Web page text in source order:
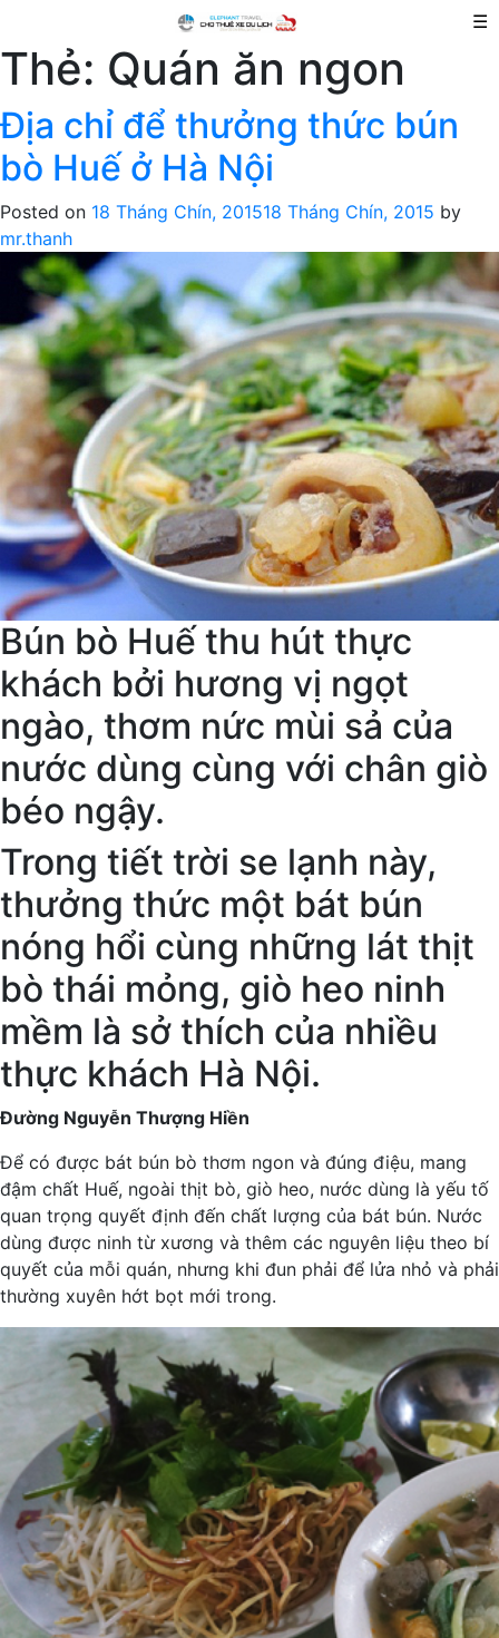
☰
Thẻ: Quán ăn ngon
Địa chỉ để thưởng thức bún
bò Huế ở Hà Nội
Posted on 18 Tháng Chín, 201518 Tháng Chín, 2015 by
mr.thanh
Bún bò Huế thu hút thực
khách bởi hương vị ngọt
ngào, thơm nức mùi sả của
nước dùng cùng với chân giò
béo ngậy.
Trong tiết trời se lạnh này,
thưởng thức một bát bún
nóng hổi cùng những lát thịt
bò thái mỏng, giò heo ninh
mềm là sở thích của nhiều
thực khách Hà Nội.
Đường Nguyễn Thượng Hiền
Để có được bát bún bò thơm ngon và đúng điệu, mang
đậm chất Huế, ngoài thịt bò, giò heo, nước dùng là yếu tố
quan trọng quyết định đến chất lượng của bát bún. Nước
dùng được ninh từ xương và thêm các nguyên liệu theo bí
quyết của mỗi quán, nhưng khi đun phải để lửa nhỏ và phải
thường xuyên hớt bọt mới trong.